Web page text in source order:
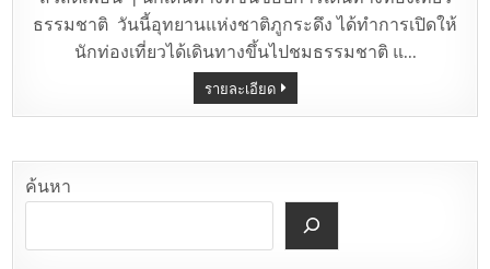
ธรรมชาติ วันนี้อุทยานแห่งชาติภูกระดึง ได้ทำการเปิดให้
นักท่องเที่ยวได้เดินทางขึ้นไปชมธรรมชาติ แ…
รายละเอียด
ค้นหา